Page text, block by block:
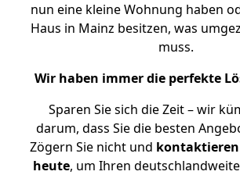
nun eine kleine Wohnung haben
Haus in Mainz besitzen, was
muss.
Wir haben immer die perfekte
Sparen Sie sich die Zeit – wir
darum, dass Sie die besten
Zögern Sie nicht und kontaktieren
heute, um Ihren